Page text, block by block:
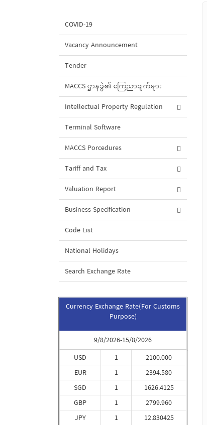
COVID-19
Vacancy Announcement
Tender
MACCS ဌာနခွဲ၏ ကြေညာချက်များ
Intellectual Property Regulation
Terminal Software
MACCS Porcedures
Tariff and Tax
Valuation Report
Business Specification
Code List
National Holidays
Search Exchange Rate
Currency Exchange Rate(For Customs
Purpose)
9/8/2026-15/8/2026
USD
EUR
SGD
GBP
JPY
1
1
1
1
1
2100.000
2394.580
1626.4125
2799.960
12.830425